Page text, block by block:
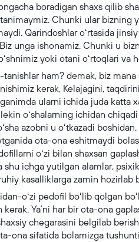
boradigan shaxs qilib
Chunki ular bizning
Qarindoshlar oʻrtasida
unga ishonamiz. Chunki u
yoki otani oʻrtoqlari va
tanishlar ham? demak, biz
kerak, Kelajagini,
ularni ichida juda katta
oʻshalarning ichidan
azobni u oʻtkazadi
ota-ona eshitmaydi
oʻzi bilan shaxsan
shu ichga yutilgan alamlar,
kasalliklarga zamin hozirlab
oʻzi pedofil boʻlib qolgan
Yaʼni har bir ota-ona
chegarasini belgilab
ona sifatida bolamizga